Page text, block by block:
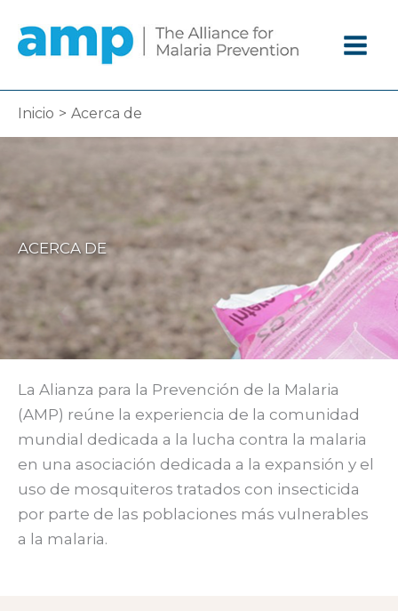
contenido
Inicio Acerca de
ACERCA DE
La Alianza para la Prevención de la Malaria
(AMP) reúne la experiencia de la comunidad
mundial dedicada a la lucha contra la malaria
en una asociación dedicada a la expansión y el
uso de mosquiteros tratados con insecticida
por parte de las poblaciones más vulnerables
a la malaria.